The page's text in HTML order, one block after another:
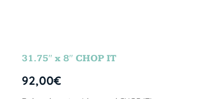
31.75″ x 8″ CHOP IT
92,00€